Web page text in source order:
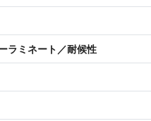
ラミネート／耐候性